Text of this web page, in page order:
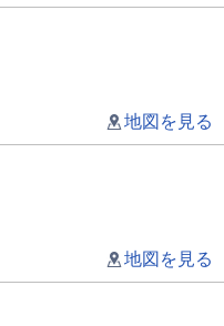
地図を見る
地図を見る